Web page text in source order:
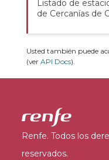
Listado de
de Cercanías de
Usted también puede
(ver API Docs).
Renfe. Todos los
reservados.